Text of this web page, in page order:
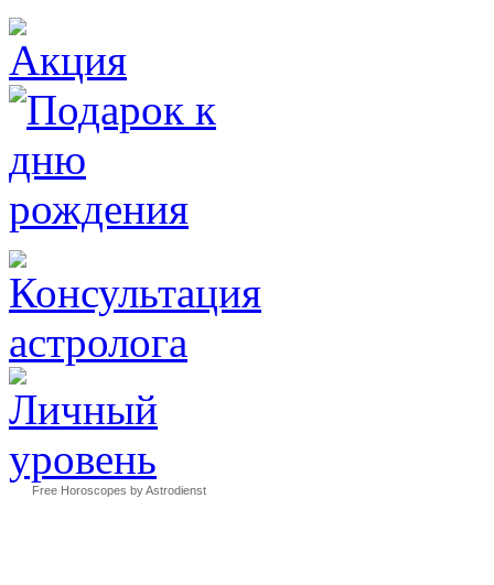
Free Horoscopes by Astrodienst